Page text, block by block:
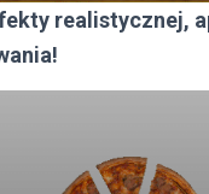
realistycznej,